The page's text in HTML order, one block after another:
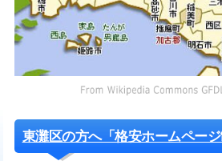
東灘区の方へ「格安ホームペー